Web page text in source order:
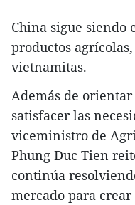
China sigue siendo
productos
vietnamitas.
Además de
satisfacer las
viceministro de
Phung Duc Tien
continúa
mercado para